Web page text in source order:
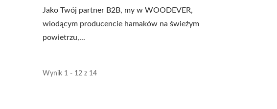
Jako Twój partner B2B, my w WOODEVER,
wiodącym producencie hamaków na świeżym
powietrzu,...
Wynik 1 - 12 z 14